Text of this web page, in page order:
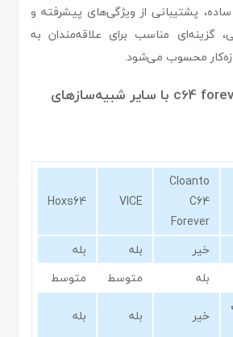
ساده، پشتیبانی از ویژگی‌های پیشرفته و
گزینه‌ای مناسب برای علاقه‌مندان به
محسوب می‌شود.
جدول مقایسه c64 forever با سایر شبیه‌سازهای
Cloanto
C64
Forever
VICE
Hoxs64
خیر بله
بله
بله متوسط
متوسط
خیر بله
بله